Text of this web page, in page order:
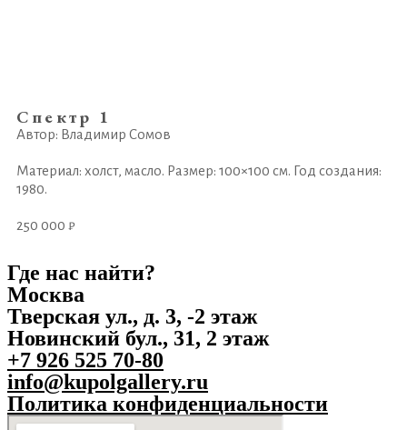
Спектр 1
Автор: Владимир Сомов
Материал: холст, масло. Размер: 100×100 см. Год создания:
1980.
250 000 ₽
Где нас найти?
Москва
Тверская ул., д. 3, -2 этаж
Новинский бул., 31, 2 этаж
+7 926 525 70-80
info@kupolgallery.ru
Политика конфиденциальности